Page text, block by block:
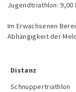
Jugendtriathlon: 9,00
Im Erwachsenen
Abhängigkeit der
Distanz
Schnuppertriathlon